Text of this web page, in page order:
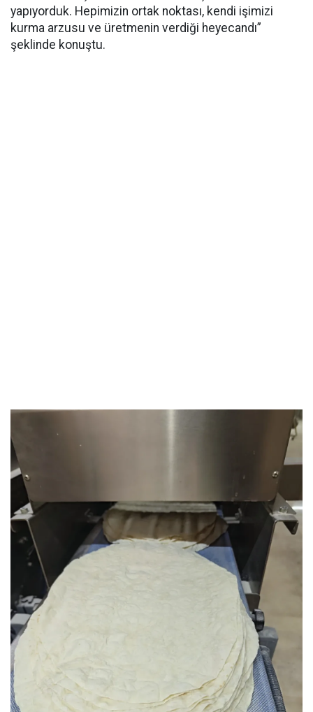
yapıyorduk. Hepimizin ortak noktası, kendi işimizi
kurma arzusu ve üretmenin verdiği heyecandı”
şeklinde konuştu.